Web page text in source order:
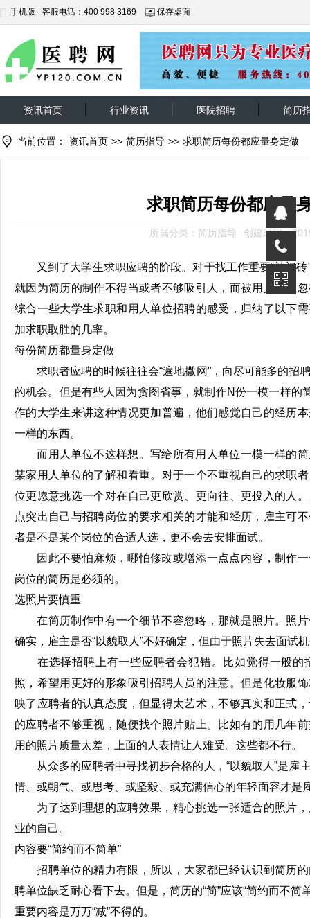
手机版 客服电话：400 998 3169 保存桌面
资讯首页 行业资讯 医院招聘 简历
当前位置： 资讯首页 >> 简历指导 >> 求职简历每份都应量身定做
求职简历每份都应量
所属分类：简历指导 创建时间：
又到了大学生求职应聘的阶段。对于找工作重要“敲门
就因为简历的制作不得当或者不够吸引人，而被用人单位
综合一些大学生求职和用人单位招聘的感受，归纳了以下
加求职取胜的几率。
每份简历都量身定做
求职者应聘的时候往往会“遍地撒网”，向尽可能多的招
的机会。但是有些人因为贪图省事，就制作N份一模一样的
作的大学生来讲这种情况更加普遍，他们感觉自己的经历
一样的东西。
而用人单位不这样想。写给所有用人单位一模一样的简
某家用人单位的了解和看重。对于一个不重视自己的求职
位更愿意挑选一个对在自己更欣赏、更向往、更投入的人
点突出自己与招聘岗位的要求相关的才能和经历，雇主可
者是不是某个岗位的合适人选，更不会去安排面试。
因此不要怕麻烦，哪怕修改或增添一点点内容，制作一
岗位的简历是必须的。
选照片要慎重
在简历制作中有一个细节不容忽略，那就是照片。照片
确实，雇主是否“以貌取人”不好确定，但由于照片失去面试
在选择招聘上有一些应聘者会犯错。比如觉得一般的
照，希望用更好的形象吸引招聘人员的注意。但是化妆服
映了应聘者的认真态度，但显得太艺术，不够真实和正式
的应聘者不够重视，随便找个照片贴上。比如有的用几年
用的照片质量太差，上面的人表情让人难受。这些都不行。
从众多的应聘者中寻找初步合格的人，“以貌取人”是雇
情、或朝气、或思考、或坚毅、或充满信心的年轻面容才是
为了达到理想的应聘效果，精心挑选一张适合的照片，
业的自己。
内容要“简约而不简单”
招聘单位的精力有限，所以，大家都已经认识到简历的
聘单位缺乏耐心看下去。但是，简历的“简”应该“简约而不简
重要内容是万万“减”不得的。